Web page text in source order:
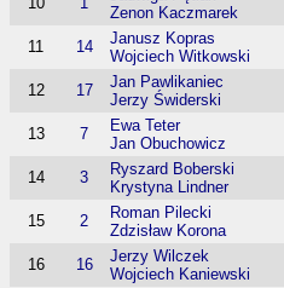
Zenon Kaczmarek
11 14
Janusz Kopras
Wojciech Witkowski
12 17
Jan Pawlikaniec
Jerzy Świderski
13 7
Ewa Teter
Jan Obuchowicz
14 3
Ryszard Boberski
Krystyna Lindner
15 2
Roman Pilecki
Zdzisław Korona
16 16
Jerzy Wilczek
Wojciech Kaniewski